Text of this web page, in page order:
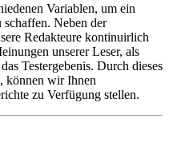
Variablen, um ein
schaffen. Neben der
Redakteure kontinuirlich
unserer Leser, als
Testergebenis. Durch dieses
können wir Ihnen
zu Verfügung stellen.